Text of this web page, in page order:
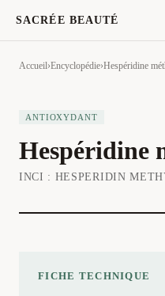
SACRÉE BEAUTÉ
Accueil›Encyclopédie›Hespéridine
ANTIOXYDANT
Hespéridine
INCI : HESPERIDIN
FICHE TECHNIQUE